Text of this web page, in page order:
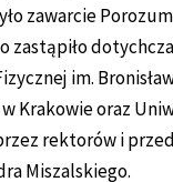
zawarcie
zastąpiło
im.
w Krakowie oraz
rektorów i
Miszalskiego.